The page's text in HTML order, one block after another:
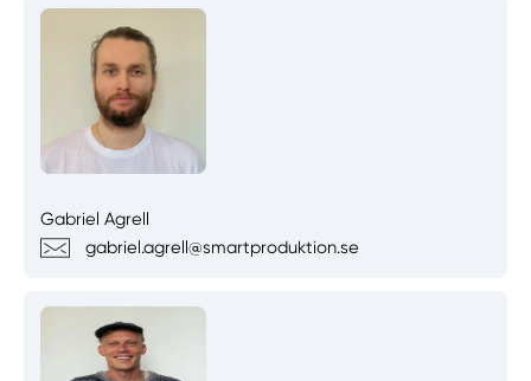
Gabriel Agrell
gabriel.agrell@smartproduktion.se